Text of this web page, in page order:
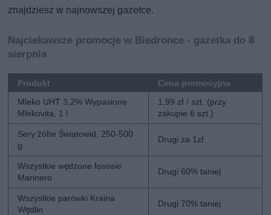
znajdziesz w najnowszej gazetce.
Najciekawsze promocje w Biedronce - gazetka do 8
sierpnia
Produkt
Cena promocyjna
Mleko UHT 3,2% Wypasione
Mlekovita, 1 l
1,99 zł / szt. (przy
zakupie 6 szt.)
Sery żółte Światowid, 250-500
g
Drugi za 1zł
Wszystkie wędzone łososie
Marinero
Drugi 60% taniej
Wszystkie parówki Kraina
Wędlin
Drugi 70% taniej